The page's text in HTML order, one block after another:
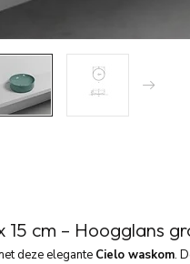
cm – Hoogglans
deze elegante Cielo waskom.